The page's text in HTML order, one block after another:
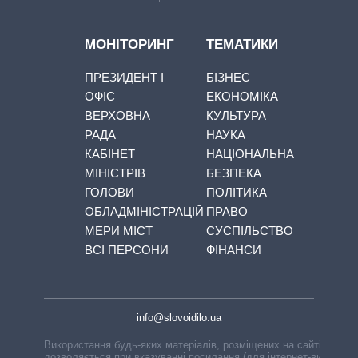
МОНІТОРИНГ
ПРЕЗИДЕНТ І
ОФІС
ВЕРХОВНА
РАДА
КАБІНЕТ
МІНІСТРІВ
ГОЛОВИ
ОБЛАДМІНІСТРАЦІЙ
МЕРИ МІСТ
ВСІ ПЕРСОНИ
ТЕМАТИКИ
БІЗНЕС
ЕКОНОМІКА
КУЛЬТУРА
НАУКА
НАЦІОНАЛЬНА
БЕЗПЕКА
ПОЛІТИКА
ПРАВО
СУСПІЛЬСТВО
ФІНАНСИ
info@slovoidilo.ua
Використання будь-яких матеріалів, розміщених на сайті,